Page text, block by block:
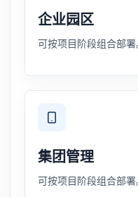
企业园区
可按项目阶段组合部署
集团管理
可按项目阶段组合部署